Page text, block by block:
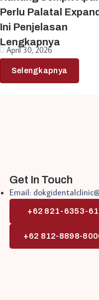
Perlu Palatal
Ini Penjelasan
Lengkapnya
April 30, 2026
Selengkapnya
Get In Touch
Email:
+62 821-6353-
+62 812-8898-